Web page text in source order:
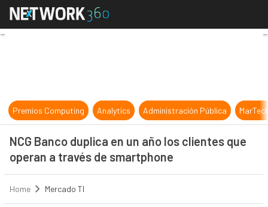
NCG Banco duplica en un año los
Premios Computing Analytics Administración Pública
NCG Banco duplica en un año los clientes que
operan a través de smartphone
Home Mercado TI